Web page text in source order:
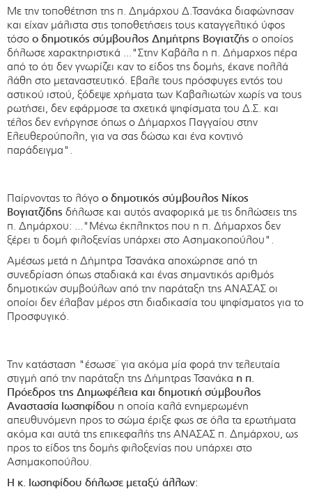
Με την τοποθέτηση της π. Δημάρχου Δ.Τσανάκα διαφώνησαν
και είχαν μάλιστα στις τοποθετήσεις τους καταγγελτικό ύφος
τόσο ο δημοτικός σύμβουλος Δημήτρης Βογιατζής ο οποίος
δήλωσε χαρακτηριστικά ..."Στην Καβάλα η π. Δήμαρχος πέρα
από το ότι δεν γνωρίζει καν το είδος της δομής, έκανε πολλά
λάθη στο μεταναστευτικό. Εβαλε τους πρόσφυγες εντός του
αστικού ιστού, ξόδεψε χρήματα των Καβαλιωτών χωρίς να τους
ρωτήσει, δεν εφάρμοσε τα σχετικά ψηφίσματα του Δ.Σ. και
τέλος δεν ενήργησε όπως ο Δήμαρχος Παγγαίου στην
Ελευθερούπολη, για να σας δώσω και ένα κοντινό
παράδειγμα".
Παίρνοντας το λόγο ο δημοτικός σύμβουλος Νίκος
Βογιατζίδης δήλωσε και αυτός αναφορικά με τις δηλώσεις της
π. Δημάρχου: ..."Μένω έκπληκτος που η π. Δήμαρχος δεν
ξέρει τι δομή φιλοξενίας υπάρχει στο Ασημακοπούλου".
Αμέσως μετά η Δήμητρα Τσανάκα αποχώρησε από τη
συνεδρίαση όπως σταδιακά και ένας σημαντικός αριθμός
δημοτικών συμβούλων από την παράταξη της ΑΝΑΣΑΣ οι
οποίοι δεν έλαβαν μέρος στη διαδικασία του ψηφίσματος για το
Προσφυγικό.
Την κατάσταση "έσωσε¨ για ακόμα μία φορά την τελευταία
στιγμή από την παράταξη της Δήμητρας Τσανάκα η π.
Πρόεδρος της Δημωφέλεια και δημοτική σύμβουλος
Αναστασία Ιωσηφίδου η οποία καλά ενημερωμένη
απευθυνόμενη προς το σώμα έριξε φως σε όλα τα ερωτήματα
ακόμα και αυτά της επικεφαλής της ΑΝΑΣΑΣ π. Δημάρχου, ως
προς το είδος της δομής φιλοξενίας που υπάρχει στο
Ασημακοπούλου.
Η κ. Ιωσηφίδου δήλωσε μεταξύ άλλων: